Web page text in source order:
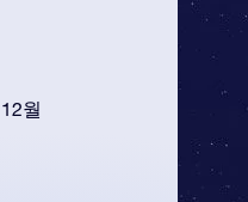
12월